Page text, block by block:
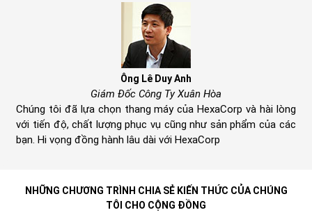
Ông Lê Duy Anh
Giám Đốc Công Ty Xuân Hòa
Chúng tôi đã lựa chọn thang máy của HexaCorp và hài lòng
với tiến độ, chất lượng phục vụ cũng như sản phẩm của các
bạn. Hi vọng đồng hành lâu dài với HexaCorp
NHỮNG CHƯƠNG TRÌNH CHIA SẺ KIẾN THỨC CỦA CHÚNG
TÔI CHO CỘNG ĐỒNG